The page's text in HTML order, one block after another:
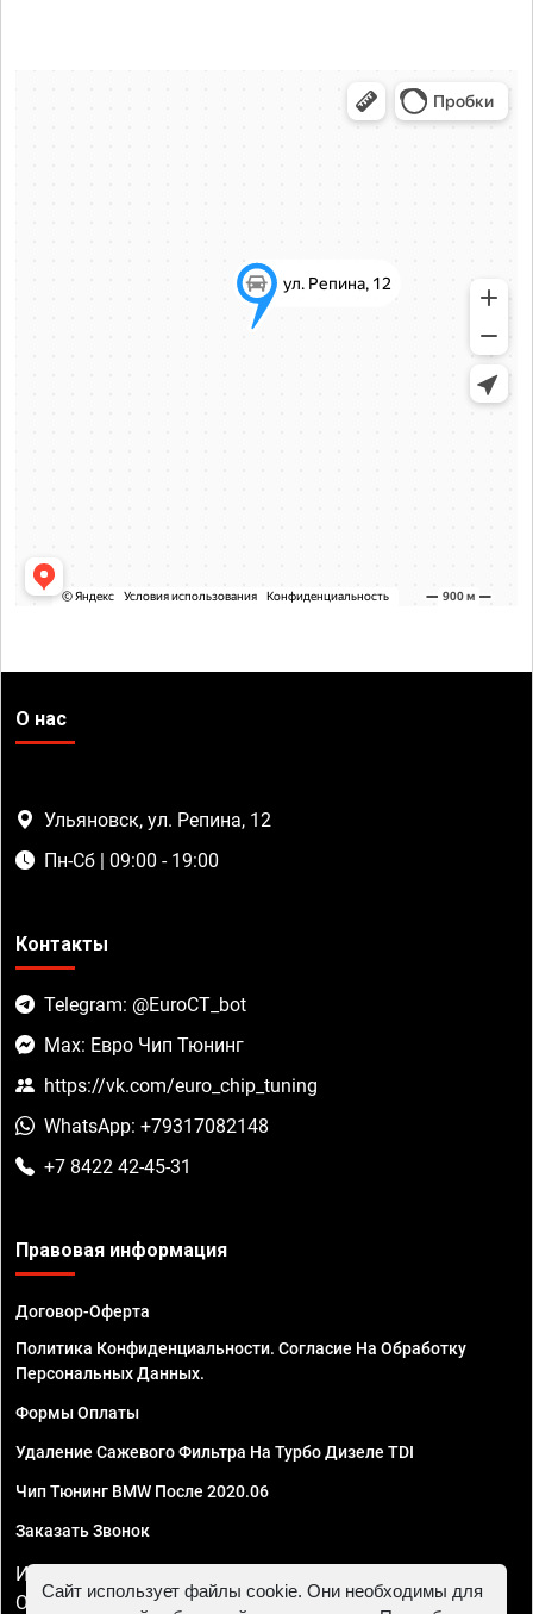
О нас
Ульяновск, ул. Репина, 12
Пн-Сб | 09:00 - 19:00
Контакты
Telegram: @EuroCT_bot
Max: Евро Чип Тюнинг
https://vk.com/euro_chip_tuning
WhatsApp: +79317082148
+7 8422 42-45-31
Правовая информация
Договор-Оферта
Политика Конфиденциальности. Согласие На Обработку
Персональных Данных.
Формы Оплаты
Удаление Сажевого Фильтра На Турбо Дизеле TDI
Чип Тюнинг BMW После 2020.06
Заказать Звонок
ИП Смирнов Георгий Павлович. ИНН 781302555843,
ОГРНИП 324470400032610
Сайт использует файлы cookie. Они необходимы для